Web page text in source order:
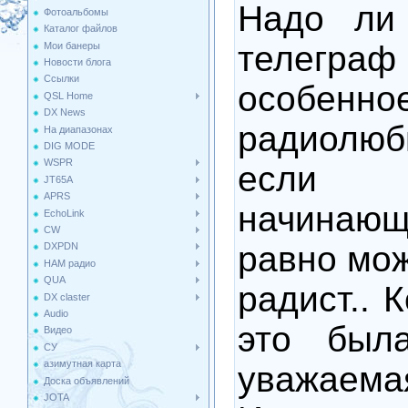
Фотоальбомы
Каталог файлов
Мои банеры
Новости блога
Ссылки
QSL Home
DX News
На диапазонах
DIG MODE
WSPR
JT65A
APRS
EchoLink
CW
DXPDN
HAM радио
QUA
DX claster
Audio
Видео
СУ
азимутная карта
Доска объявлений
JOTA
Надо ли
если
равно
радист..
это